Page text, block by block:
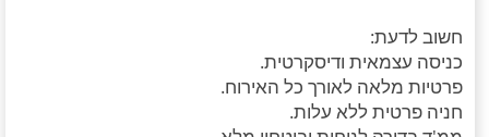
חשוב לדעת:
כניסה עצמאית ודיסקרטית.
פרטיות מלאה לאורך כל האירוח.
חניה פרטית ללא עלות.